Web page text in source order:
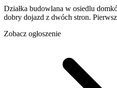
Działka budowlana w osiedlu
dobry dojazd z dwóch stron.
Zobacz ogłoszenie